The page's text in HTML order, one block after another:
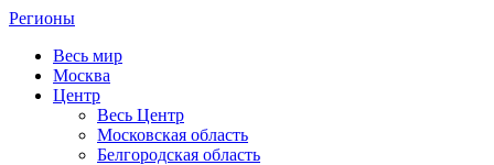
Регионы
Весь мир
Москва
Центр
Весь Центр
Московская область
Белгородская область